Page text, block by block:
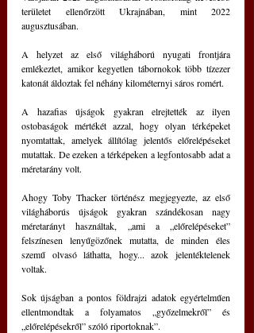
területet ellenőrzött Ukrajnában, mint 2022
augusztusában.
A helyzet az első világháború nyugati frontjára
emlékeztet, amikor kegyetlen tábornokok több tízezer
katonát áldoztak fel néhány kilométernyi sáros romért.
A hazafias újságok gyakran elrejtették az ilyen
ostobaságok mértékét azzal, hogy olyan térképeket
nyomtattak, amelyek állítólag jelentős előrelépéseket
mutattak. De ezeken a térképeken a legfontosabb adat a
méretarány volt.
Ahogy Toby Thacker történész megjegyezte, az első
világháborús újságok gyakran szándékosan nagy
méretarányt használtak, „ami a „előrelépéseket”
felszínesen lenyűgözőnek mutatta, de minden éles
szemű olvasó láthatta, hogy... azok jelentéktelenek
voltak.
Sok újságban a pontos földrajzi adatok egyértelműen
ellentmondtak a folyamatos „győzelmekről” és
„előrelépésekről” szóló riportoknak”.